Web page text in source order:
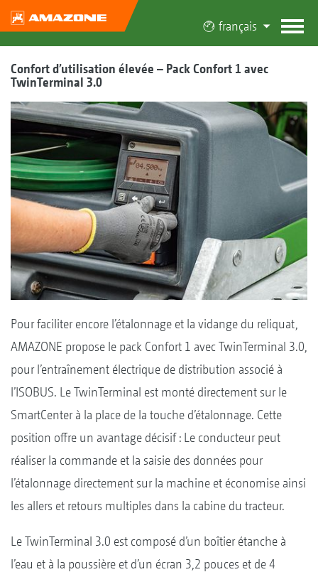
français
Confort d’utilisation élevée – Pack Confort 1 avec
TwinTerminal 3.0
Pour faciliter encore l’étalonnage et la vidange du reliquat,
AMAZONE propose le pack Confort 1 avec TwinTerminal 3.0,
pour l’entraînement électrique de distribution associé à
l’ISOBUS. Le TwinTerminal est monté directement sur le
SmartCenter à la place de la touche d’étalonnage. Cette
position offre un avantage décisif : Le conducteur peut
réaliser la commande et la saisie des données pour
l’étalonnage directement sur la machine et économise ainsi
les allers et retours multiples dans la cabine du tracteur.
Le TwinTerminal 3.0 est composé d’un boîtier étanche à
l’eau et à la poussière et d’un écran 3,2 pouces et de 4